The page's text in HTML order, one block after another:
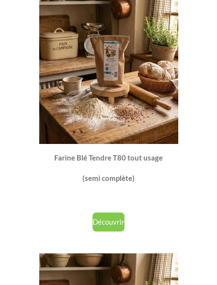
Farine Blé Tendre T80 tout usage
(semi complète)
Découvrir